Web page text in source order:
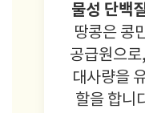
물성 단백
땅콩은 콩
공급원으
대사량을
할을 합니